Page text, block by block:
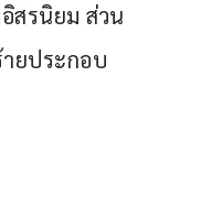
สรนิยม ส่วน
ยประกอบ